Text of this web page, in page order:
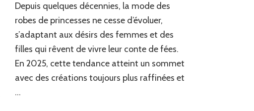
Princesse
avec
Robe
de
Princesse
Depuis quelques décennies, la mode des
robes de princesses ne cesse d’évoluer,
s’adaptant aux désirs des femmes et des
filles qui rêvent de vivre leur conte de fées.
En 2025, cette tendance atteint un sommet
avec des créations toujours plus raffinées et
…